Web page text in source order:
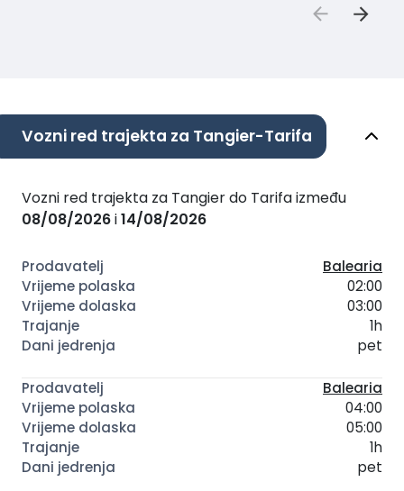
Vozni red trajekta za Tangier-Tarifa
Vozni red trajekta za Tangier do Tarifa između
08/08/2026i14/08/2026
Balearia
02:00
03:00
1h
pet
Balearia
04:00
05:00
1h
pet